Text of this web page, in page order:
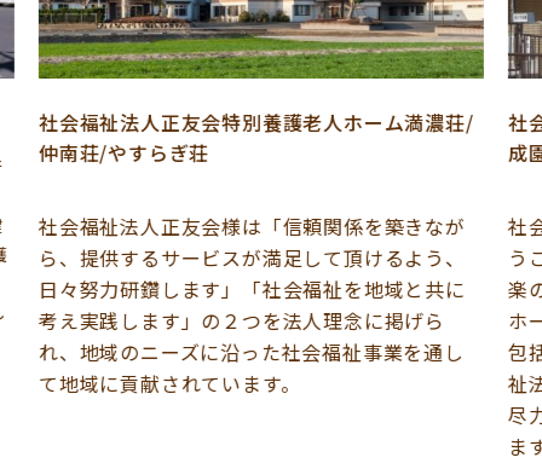
社会福祉法人正友会特別養護老人ホーム満濃荘/
仲南荘/やすらぎ荘
社会福祉法人正友会様は「信頼関係を築きなが
ら、提供するサービスが満足して頂けるよう、
日々努力研鑽します」「社会福祉を地域と共に
考え実践します」の２つを法人理念に掲げら
れ、地域のニーズに沿った社会福祉事業を通し
て地域に貢献されています。
社
成園
社
う
楽
ホ
包
祉
尽
ま